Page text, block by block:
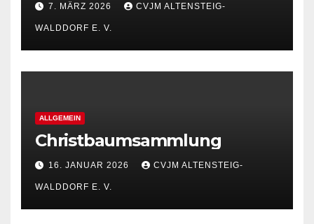
7. MÄRZ 2026 CVJM ALTENSTEIG-
WALDDORF E. V.
ALLGEMEIN
Christbaumsammlung
16. JANUAR 2026 CVJM ALTENSTEIG-
WALDDORF E. V.